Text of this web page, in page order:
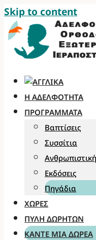
Skip to content
Η ΑΔΕΛΦΌΤΗΤΑ
ΠΡΟΓΡΆΜΜΑΤΑ
Βαπτίσεις
Συσσίτια
Εκδόσεις
Πηγάδια
ΧΏΡΕΣ
ΠΎΛΗ ΔΩΡΗΤΏΝ
ΚΆΝΤΕ ΜΊΑ ΔΩΡΕΆ